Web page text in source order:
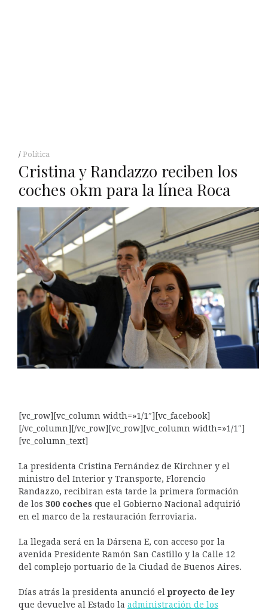
Política
Cristina y Randazzo reciben los
coches 0km para la línea Roca
[vc_row][vc_column width=»1/1″][vc_facebook]
[/vc_column][/vc_row][vc_row][vc_column width=»1/1″]
[vc_column_text]
La presidenta Cristina Fernández de Kirchner y el
ministro del Interior y Transporte, Florencio
Randazzo, recibiran esta tarde la primera formación
de los 300 cochesque el Gobierno Nacional adquirió
en el marco de la restauración ferroviaria.
La llegada será en la Dársena E, con acceso por la
avenida Presidente Ramón San Castillo y la Calle 12
del complejo portuario de la Ciudad de Buenos Aires.
Días atrás la presidenta anunció el proyecto de ley
que devuelve al Estado la administración de los